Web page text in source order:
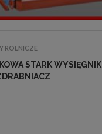
ROLNICZE
STARK WYSIĘGNIK